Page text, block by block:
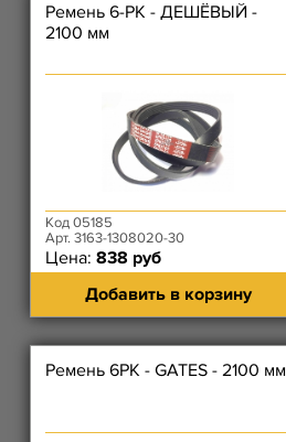
Ремень 6-РК - ДЕШЁВЫЙ -
2100 мм
Код 05185
Арт. 3163-1308020-30
Цена: 838 руб
Добавить в корзину
Ремень 6РК - GATES - 2100 мм